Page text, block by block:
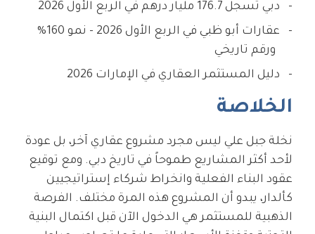
دبي تسجل 176.7 مليار درهم في الربع الأول 2026
عقارات أبو ظبي في الربع الأول 2026 - نمو 160%
ورقم تاريخي
دليل المستثمر العقاري في الإمارات 2026
الخلاصة
نخلة جبل علي ليس مجرد مشروع عقاري آخر، بل عودة
لأحد أكثر المشاريع طموحاً في تاريخ دبي. ومع توقيع
عقود البناء الفعلية وانخراط شركاء إستراتيجيين
كألدار، يبدو أن المشروع هذه المرة مختلف. الفرصة
الذهبية للمستثمر هي الدخول الآن قبل اكتمال البنية